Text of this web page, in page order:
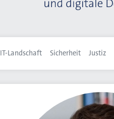
IT-Landschaft Sicherheit Justiz